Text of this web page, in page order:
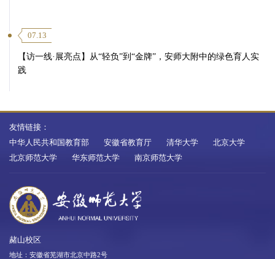
07.13
【访一线·展亮点】从“轻负”到“金牌”，安师大附中的绿色育人实
践
友情链接：
中华人民共和国教育部
安徽省教育厅 清华大学
北京大学
北京师范大学
华东师范大学 南京师范大学
赭山校区
地址：安徽省芜湖市北京中路2号